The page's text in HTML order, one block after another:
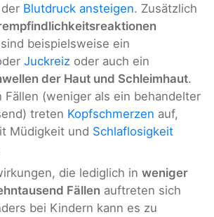
Blutdruck ansteigen. Zusätzlich
beispielsweise ein
Juckreiz oder auch ein
der Haut und Schleimhaut.
Fällen (weniger als ein behandelter
treten Kopfschmerzen auf,
Müdigkeit und Schlaflosigkeit
die lediglich in weniger
Fällen auftreten sich
bei Kindern kann es zu